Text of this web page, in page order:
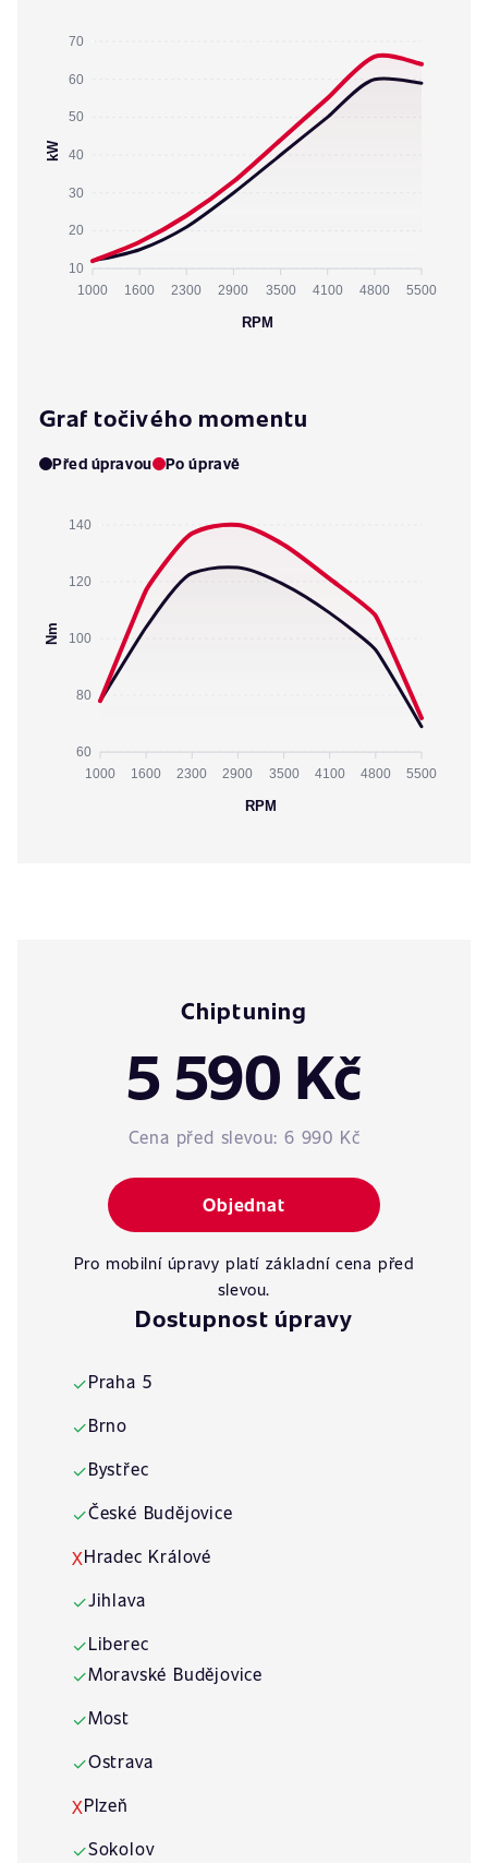
70
60
50
40
30
20
10
kW
1000 1600 2300 2900 3500 4100 4800 5500
RPM
Graf točivého momentu
Před úpravou Po úpravě
140
120
100
80
60
Nm
1000 1600 2300 2900 3500 4100 4800 5500
RPM
Chiptuning
5 590 Kč
Cena před slevou: 6 990 Kč
Objednat
Pro mobilní úpravy platí základní cena před
slevou.
Dostupnost úpravy
✓Praha 5
✓Brno
✓Bystřec
✓České Budějovice
XHradec Králové
✓Jihlava
✓Liberec
✓Moravské Budějovice
✓Most
✓Ostrava
XPlzeň
✓Sokolov